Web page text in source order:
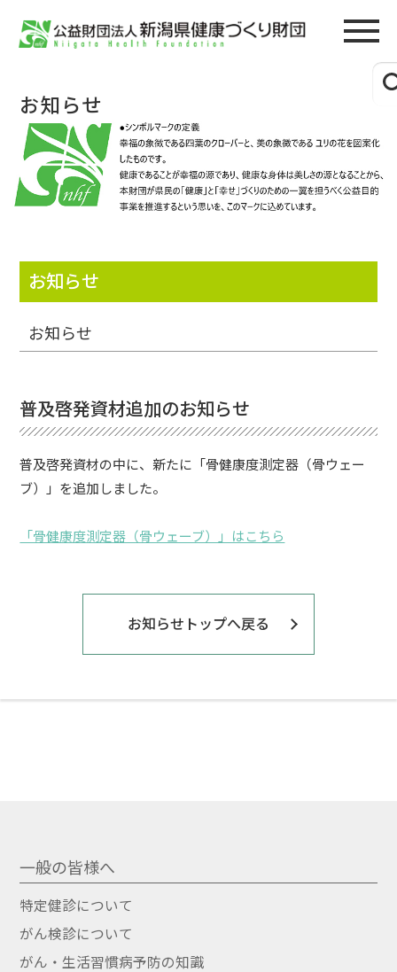
お知らせ
お知らせ
お知らせ
普及啓発資材追加のお知らせ
普及啓発資材の中に、新たに「骨健康度測定器（骨ウェー
ブ）」を追加しました。
「骨健康度測定器（骨ウェーブ）」はこちら
お知らせトップへ戻る
一般の皆様へ
特定健診について
がん検診について
がん・生活習慣病予防の知識